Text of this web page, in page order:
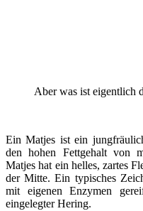
Aber was ist eigentlich
Ein Matjes ist ein
den hohen Fettgehalt von
Matjes hat ein helles, zartes
der Mitte. Ein typisches
mit eigenen Enzymen
eingelegter Hering.